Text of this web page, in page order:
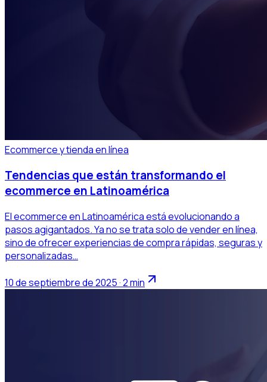
Ecommerce y tienda en línea
Tendencias que están transformando el
ecommerce en Latinoamérica
El ecommerce en Latinoamérica está evolucionando a
pasos agigantados. Ya no se trata solo de vender en línea,
sino de ofrecer experiencias de compra rápidas, seguras y
personalizadas…
10 de septiembre de 2025 · 2 min